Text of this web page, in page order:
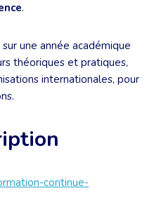
.
une année académique
théoriques et pratiques,
internationales, pour
continue-